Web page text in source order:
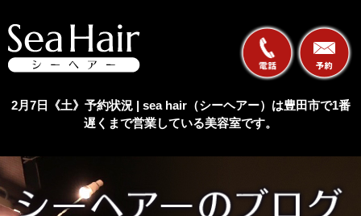
2月7日《土》予約状況 | sea hair（シーヘアー）は豊田市で1番
遅くまで営業している美容室です。